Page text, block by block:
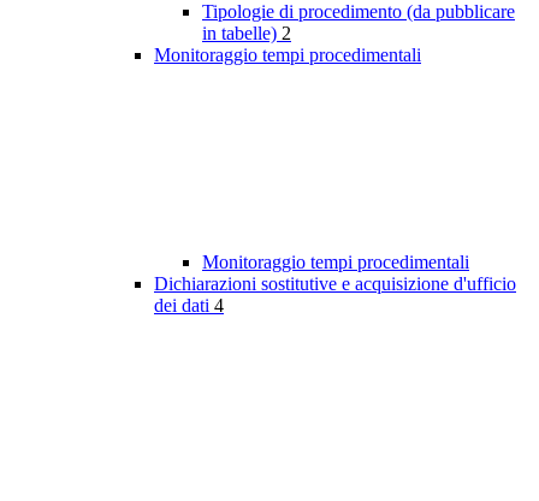
Tipologie di procedimento (da pubblicare
in tabelle) 2
Monitoraggio tempi procedimentali
Monitoraggio tempi procedimentali
Dichiarazioni sostitutive e acquisizione d'ufficio
dei dati 4